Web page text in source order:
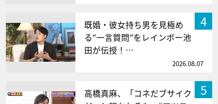
4
既婚・彼女持ち男を見極め
る“一言質問”をレインボー池
田が伝授！…
2026.08.07
5
高橋真麻、「コネだブサイク